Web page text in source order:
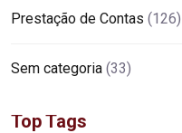
Prestação de Contas (126)
Sem categoria (33)
Top Tags